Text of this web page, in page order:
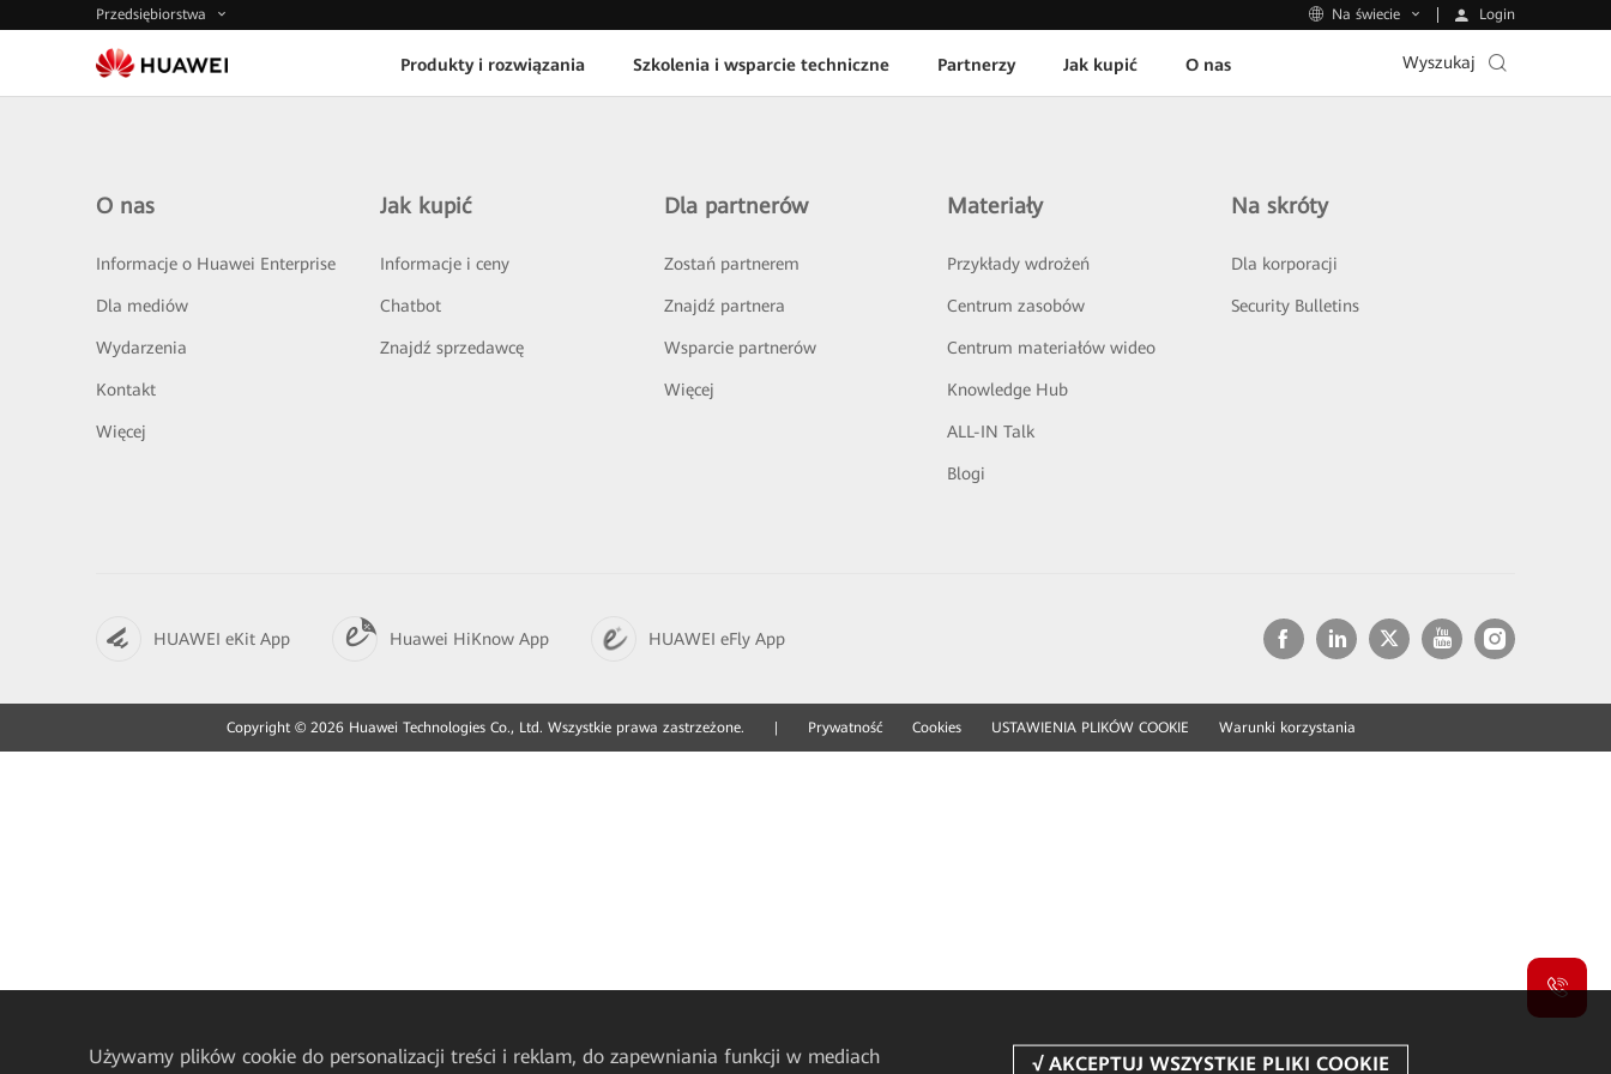
Przedsiębiorstwa Na świecie Login
Produkty i rozwiązania Szkolenia i wsparcie techniczne Partnerzy Jak kupić O nas Wyszukaj
O nas
Informacje o Huawei Enterprise
Dla mediów
Wydarzenia
Kontakt
Więcej
Jak kupić
Informacje i ceny
Chatbot
Znajdź sprzedawcę
Dla partnerów
Zostań partnerem
Znajdź partnera
Wsparcie partnerów
Więcej
Materiały
Przykłady wdrożeń
Centrum zasobów
Centrum materiałów wideo
Knowledge Hub
ALL-IN Talk
Blogi
Na skróty
Dla korporacji
Security Bulletins
HUAWEI eKit App Huawei HiKnow App HUAWEI eFly App
Copyright © 2026 Huawei Technologies Co., Ltd. Wszystkie prawa zastrzeżone. Prywatność Cookies USTAWIENIA PLIKÓW COOKIE Warunki korzystania
Używamy plików cookie do personalizacji treści i reklam, do zapewniania funkcji w mediach